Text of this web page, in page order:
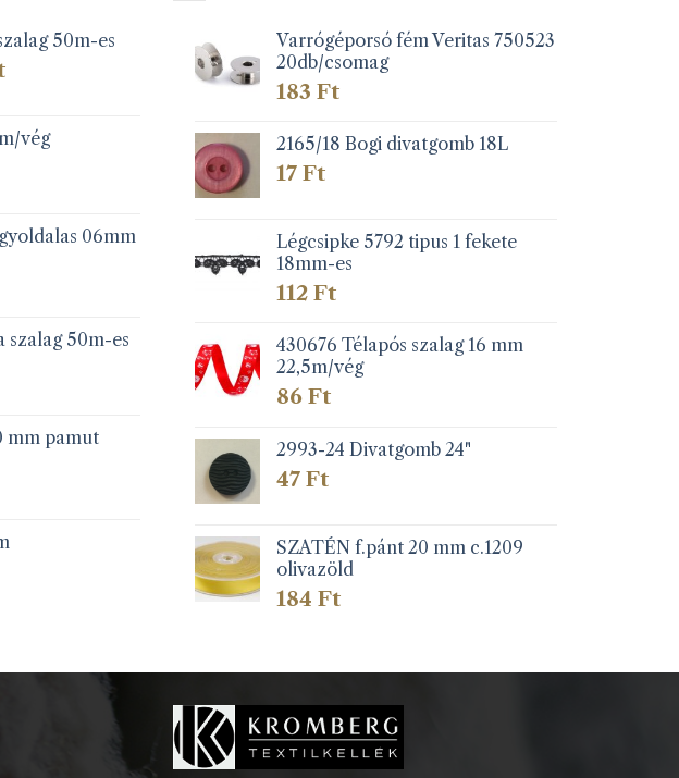
50m-es
Ártartomány:
279 Ft
vég
06mm
szalag 50m-es
mm pamut
Varrógéporsó fém Veritas 750523
20db/csomag
183Ft
2165/18 Bogi divatgomb 18L
17Ft
Légcsipke 5792 tipus 1 fekete
18mm-es
112Ft
430676 Télapós szalag 16 mm
22,5m/vég
86Ft
2993-24 Divatgomb 24"
47Ft
SZATÉN f.pánt 20 mm c.1209
olivazöld
184Ft